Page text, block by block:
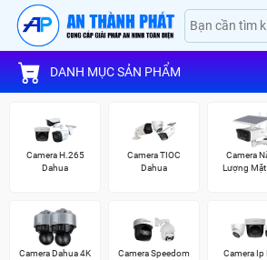
DANH MỤC SẢN PHẨM
Camera H.265
Dahua
Camera TIOC
Dahua
Camera
Lượng Mặt
Camera Dahua 4K
Camera Speedom
Camera Ip